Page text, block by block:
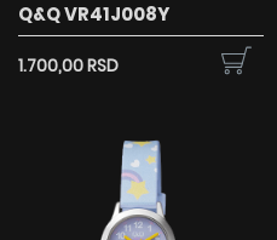
Q&Q VR41J008Y
1.700,00 RSD